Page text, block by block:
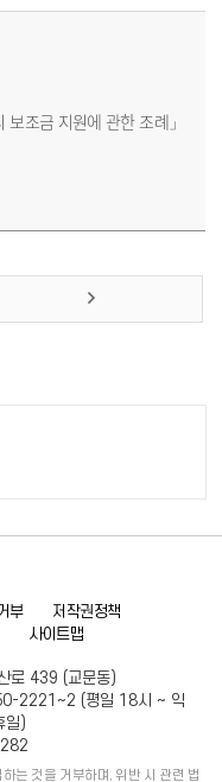
보조금 지원에 관한 조례」
부
저작권정책
사이트맵
로 439 (교문동)
2221~2 (평일 18시 ~ 익
일)
는 것을 거부하며, 위반 시 관련 법